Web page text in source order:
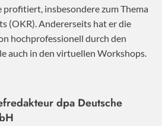
insbesondere zum Thema
(OKR). Andererseits hat er die
hochprofessionell durch den
auch in den virtuellen Workshops.
dpa Deutsche